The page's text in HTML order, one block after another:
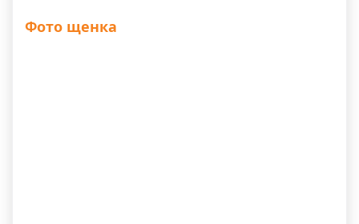
Фото щенка